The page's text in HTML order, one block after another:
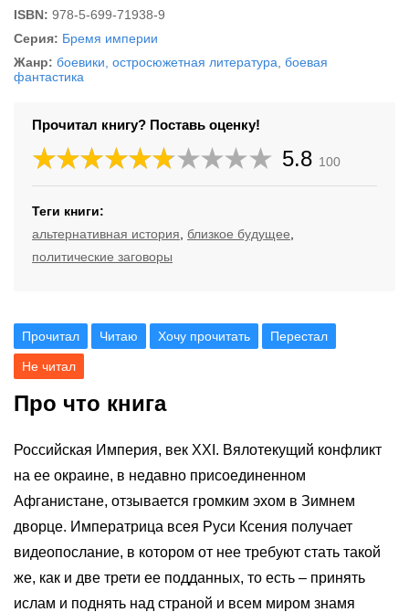
ISBN: 978-5-699-71938-9
Серия: Бремя империи
Жанр: боевики, остросюжетная литература боевая
фантастика
Прочитал книгу? Поставь оценку!
5.8 100
Теги книги:
альтернативная история близкое будущее
политические заговоры
Прочитал Читаю Хочу прочитать Перестал
Не читал
Про что книга
Российская Империя, век XXI. Вялотекущий конфликт
на ее окраине, в недавно присоединенном
Афганистане, отзывается громким эхом в Зимнем
дворце. Императрица всея Руси Ксения получает
видеопослание, в котором от нее требуют стать такой
же, как и две трети ее подданных, то есть – принять
ислам и поднять над страной и всем миром знамя